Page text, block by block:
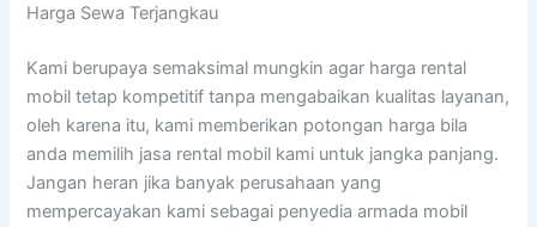
Harga Sewa Terjangkau
Kami berupaya semaksimal mungkin agar harga rental
mobil tetap kompetitif tanpa mengabaikan kualitas layanan,
oleh karena itu, kami memberikan potongan harga bila
anda memilih jasa rental mobil kami untuk jangka panjang.
Jangan heran jika banyak perusahaan yang
mempercayakan kami sebagai penyedia armada mobil